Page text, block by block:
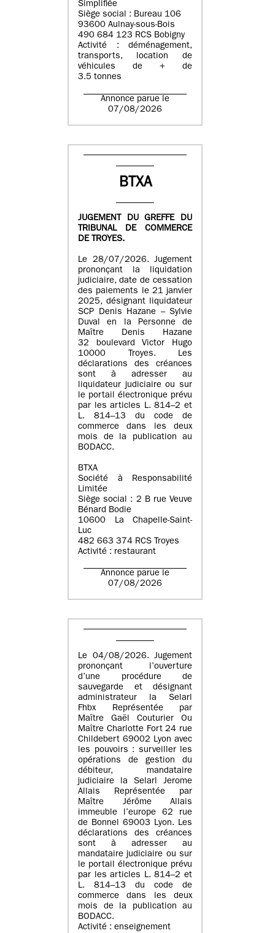
Simplifiée
Siège social : Bureau 106
93600 Aulnay-sous-Bois
490 684 123 RCS Bobigny
Activité : déménagement,
transports, location de
véhicules de + de
3.5 tonnes
Annonce parue le
07/08/2026
BTXA
JUGEMENT DU GREFFE DU
TRIBUNAL DE COMMERCE
DE TROYES.
Le 28/07/2026. Jugement
prononçant la liquidation
judiciaire, date de cessation
des paiements le 21 janvier
2025, désignant liquidateur
SCP Denis Hazane – Sylvie
Duval en la Personne de
Maître Denis Hazane
32 boulevard Victor Hugo
10000 Troyes. Les
déclarations des créances
sont à adresser au
liquidateur judiciaire ou sur
le portail électronique prévu
par les articles L. 814–2 et
L. 814–13 du code de
commerce dans les deux
mois de la publication au
BODACC.
BTXA
Société à Responsabilité
Limitée
Siège social : 2 B rue Veuve
Bénard Bodie
10600 La Chapelle-Saint-
Luc
482 663 374 RCS Troyes
Activité : restaurant
Annonce parue le
07/08/2026
Le 04/08/2026. Jugement
prononçant l’ouverture
d’une procédure de
sauvegarde et désignant
administrateur la Selarl
Fhbx Représentée par
Maître Gaël Couturier Ou
Maître Charlotte Fort 24 rue
Childebert 69002 Lyon avec
les pouvoirs : surveiller les
opérations de gestion du
débiteur, mandataire
judiciaire la Selarl Jerome
Allais Représentée par
Maître Jérôme Allais
immeuble l’europe 62 rue
de Bonnel 69003 Lyon. Les
déclarations des créances
sont à adresser au
mandataire judiciaire ou sur
le portail électronique prévu
par les articles L. 814–2 et
L. 814–13 du code de
commerce dans les deux
mois de la publication au
BODACC.
Activité : enseignement